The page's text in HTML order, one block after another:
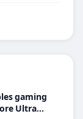
gaming
Ultra